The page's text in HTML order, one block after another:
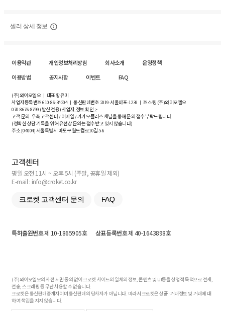
셀러 상세 정보
이용약관 개인정보처리방침 회사소개
운영정책
이용방법
공지사항 이벤트 FAQ
(주)와이오엘오 ㅣ 대표 황유미
사업자등록번호610-86-34204ㅣ 통신판매번호 2019-서울마포-1239 ㅣ 호스팅 (주)와이오엘오
070-8676-8799 (발신 전용)사업자 정보 확인 >
고객 문의: 우측 고객센터 / 이메일 / 카카오플러스 채널을 통해 문의 접수 부탁드립니다.
(정확한 상담 기록을 위해 유선상 문의는 접수받고 있지 않습니다)
주소 [04004] 서울특별시 마포구 월드컵로10길5-6
고객센터
평일 오전 11시 ~ 오후 5시 (주말, 공휴일 제외)
E-mail : info@croket.co.kr
크로켓 고객센터 문의 FAQ
특허출원번호제 10-1865905호 상표등록번호제 40-1643898호
(주)와이오엘오의 사전 서면 동의 없이 크로켓 사이트의 일체의 정보, 콘텐츠 및 UI등을 상업적 목적으로 전재,
전송, 스크래핑 등 무단 사용할 수 없습니다.
크로켓은 통신판매중개자이며 통신판매의 당사자가 아닙니다. 따라서 크로켓은 상품·거래정보 및 거래에 대
하여 책임을 지지 않습니다.